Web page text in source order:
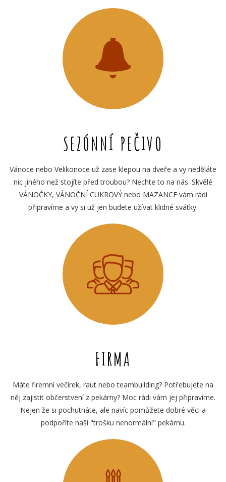
SEZÓNNÍ PEČIVO
Vánoce nebo Velikonoce už zase klepou na dveře a vy neděláte
nic jiného než stojíte před troubou? Nechte to na nás. Skvělé
VÁNOČKY, VÁNOČNÍ CUKROVÝ nebo MAZANCE vám rádi
připravíme a vy si už jen budete užívat klidné svátky.
FIRMA
Máte firemní večírek, raut nebo teambuilding? Potřebujete na
něj zajistit občerstvení z pekárny? Moc rádi vám jej připravíme.
Nejen že si pochutnáte, ale navíc pomůžete dobré věci a
podpoříte naší "trošku nenormální" pekárnu.